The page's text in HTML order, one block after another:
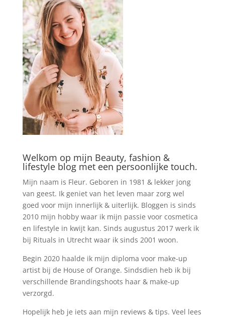
Welkom op mijn Beauty, fashion &
lifestyle blog met een persoonlijke touch.
Mijn naam is Fleur. Geboren in 1981 & lekker jong
van geest. Ik geniet van het leven maar zorg wel
goed voor mijn innerlijk & uiterlijk. Bloggen is sinds
2010 mijn hobby waar ik mijn passie voor cosmetica
en lifestyle in kwijt kan. Sinds augustus 2017 werk ik
bij Rituals in Utrecht waar ik sinds 2001 woon.
Begin 2020 haalde ik mijn diploma voor make-up
artist bij de House of Orange. Sindsdien heb ik bij
verschillende Brandingshoots haar & make-up
verzorgd.
Hopelijk heb je iets aan mijn reviews & tips. Veel lees